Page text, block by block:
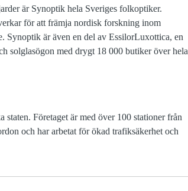
är Synoptik hela Sveriges folkoptiker.
för att främja nordisk forskning inom
Synoptik är även en del av EssilorLuxottica, en
solglasögon med drygt 18 000 butiker över hela
Företaget är med över 100 stationer från
och har arbetat för ökad trafiksäkerhet och